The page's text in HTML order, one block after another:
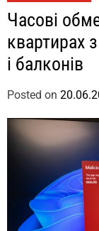
Часові
квартирах
і балконів
Posted on